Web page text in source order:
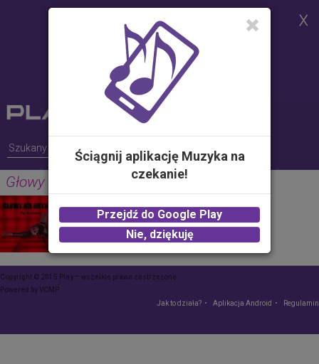
celu realizacji usług i zgodnie z
Polityką Plików Cookies.
Możesz określić warunki
przechowywania lub dostępu do
plików cookies w Twojej
przeglądarce
Głowy nie urywa
DAJ TO GŁOŚNIEJ
2.00 zł -KUP
Copyright © 2015 Play – wszelkie prawa zastrzeżone
Powered byVCMP
Jak to działa?
Aplikacja Android Regulamin
Ściągnij aplikację Muzyka na
czekanie!
Przejdź do Google Play
Nie, dziękuję